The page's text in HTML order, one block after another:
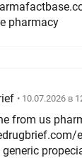
pharmacy
• 10.07.2026 в
from us